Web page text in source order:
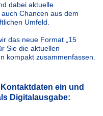
dabei aktuelle
Chancen aus dem
Umfeld.
das neue Format „15
Sie die aktuellen
kompakt zusammenfassen.
ein und
Digitalausgabe: